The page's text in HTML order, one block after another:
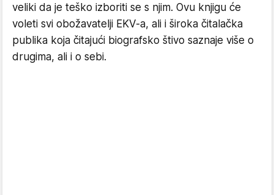
veliki da je teško izboriti se s njim. Ovu knjigu će
voleti svi obožavatelji EKV-a, ali i široka čitalačka
publika koja čitajući biografsko štivo saznaje više o
drugima, ali i o sebi.